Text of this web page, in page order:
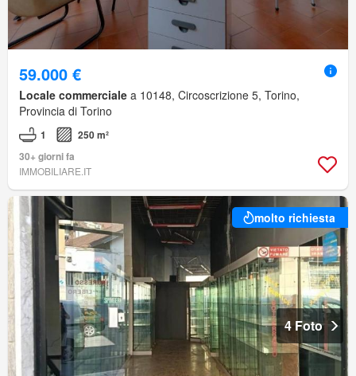
59.000 €
Locale commerciale a 10148, Circoscrizione 5, Torino,
Provincia di Torino
1
250 m²
30+ giorni fa
IMMOBILIARE.IT
molto richiesta
4 Foto